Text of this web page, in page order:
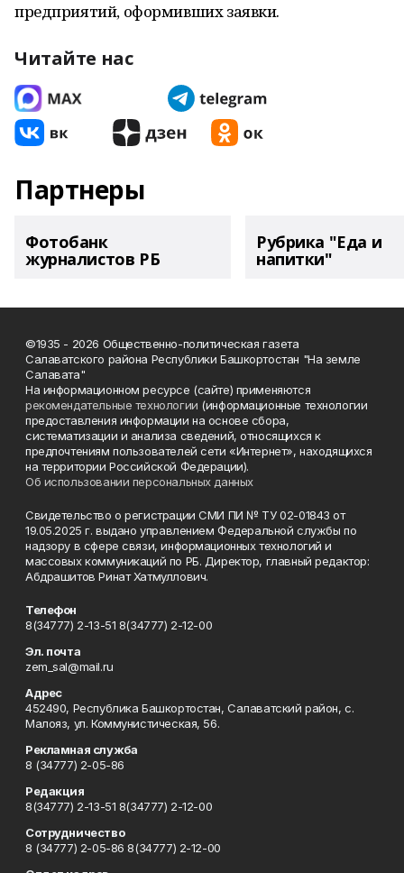
предприятий, оформивших заявки.
Читайте нас
Партнеры
Фотобанк
журналистов РБ
Рубрика "Еда и
напитки"
©1935 - 2026 Общественно-политическая газета
Салаватского района Республики Башкортостан "На земле
Салавата"
На информационном ресурсе (сайте) применяются
рекомендательные технологии (информационные технологии
предоставления информации на основе сбора,
систематизации и анализа сведений, относящихся к
предпочтениям пользователей сети «Интернет», находящихся
на территории Российской Федерации).
Об использовании персональных данных
Свидетельство о регистрации СМИ ПИ № ТУ 02-01843 от
19.05.2025 г. выдано управлением Федеральной службы по
надзору в сфере связи, информационных технологий и
массовых коммуникаций по РБ. Директор, главный редактор:
Абдрашитов Ринат Хатмуллович.
Телефон
8(34777) 2-13-51 8(34777) 2-12-00
Эл. почта
zem_sal@mail.ru
Адрес
452490, Республика Башкортостан, Салаватский район, с.
Малояз, ул. Коммунистическая, 56.
Рекламная служба
8 (34777) 2-05-86
Редакция
8(34777) 2-13-51 8(34777) 2-12-00
Сотрудничество
8 (34777) 2-05-86 8(34777) 2-12-00